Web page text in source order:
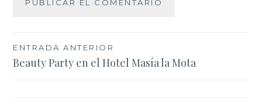
Navegación
de
ENTRADA ANTERIOR
Beauty Party en el Hotel Masía la Mota